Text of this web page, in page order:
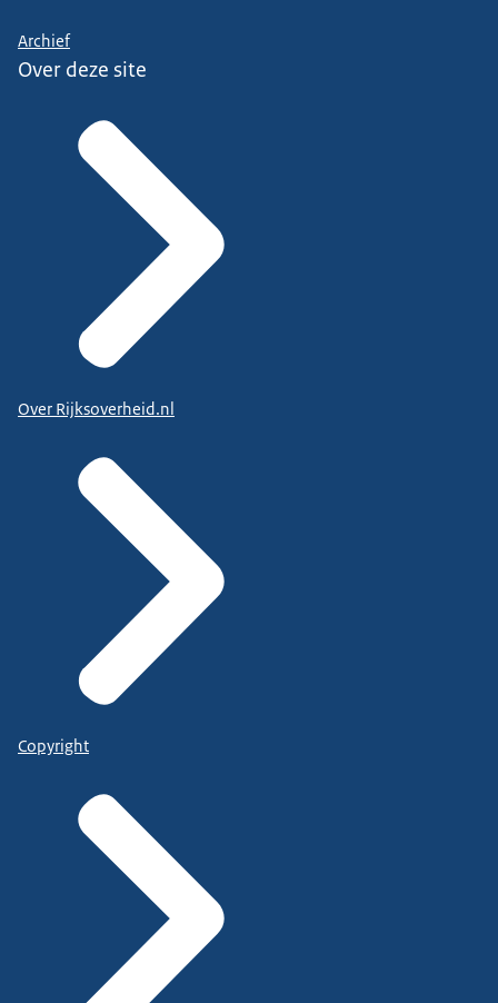
Archief
Over deze site
Over Rijksoverheid.nl
Copyright